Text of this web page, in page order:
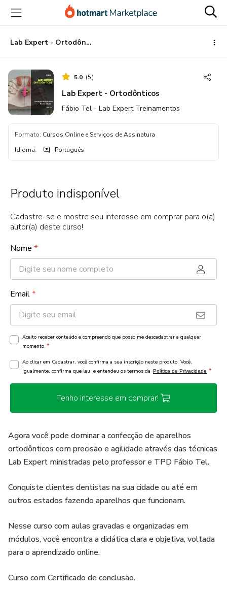
para
conteúdo
principal
para
pagamento
para
rodapé
Lab Expert - Ortodônticos
5.0 (5)
Lab Expert - Ortodônticos
Fábio Tel - Lab Expert Treinamentos
Formato: Cursos Online e Serviços de Assinatura
Idioma: Português
Produto indisponível
Cadastre-se e mostre seu interesse em comprar para o(a)
autor(a) deste curso!
Nome *
Email*
Aceito receber conteúdo e compreendo que posso me descadastrar a qualquer
momento. *
Ao clicar em Cadastrar, você confirma a sua inscrição neste produto. Você,
igualmente, confirma que leu, e entendeu os termos da Política de Privacidade *
Tenho interesse em comprar!
Agora você pode dominar a confecção de aparelhos
ortodônticos com precisão e agilidade através das técnicas
Lab Expert ministradas pelo professor e TPD Fábio Tel.
Conquiste clientes dentistas na sua cidade ou até em
outros estados fazendo aparelhos que funcionam.
Nesse curso com aulas gravadas e organizadas em
módulos, você encontra a didática clara e objetiva, voltada
para o aprendizado online.
Curso com Certificado de conclusão.